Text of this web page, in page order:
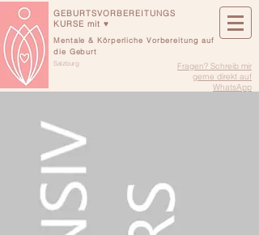
Mentale & Körperliche Vorbereitung auf
die Geburt
Salzburg
Fragen? Schreib mir
gerne direkt auf
WhatsApp
GEBURTSVORBEREITUNGS
KURSE mit ♥